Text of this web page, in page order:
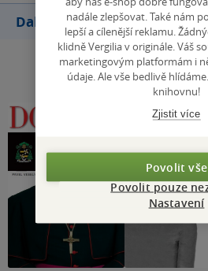
Další knihy autora
nadále zlepšovat. Také nám
lepší a cílenější reklamu.
klidně Vergilia v originále. Váš
marketingovým platformám i
údaje. Ale vše bedlivě
knihovnu!
Zjistit více
Povolit vše
Povolit pouze
Nastavení